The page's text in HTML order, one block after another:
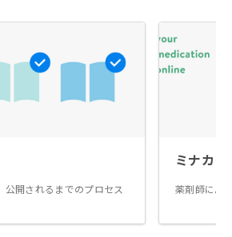
公開されるまでのプロセス
ミナカ
薬剤師によ